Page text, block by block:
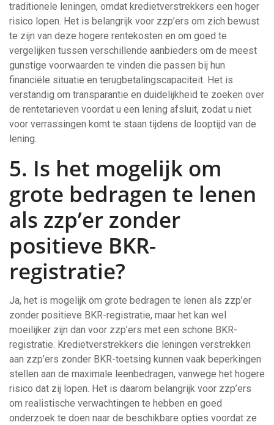
traditionele leningen, omdat kredietverstrekkers een hoger
risico lopen. Het is belangrijk voor zzp’ers om zich bewust
te zijn van deze hogere rentekosten en om goed te
vergelijken tussen verschillende aanbieders om de meest
gunstige voorwaarden te vinden die passen bij hun
financiële situatie en terugbetalingscapaciteit. Het is
verstandig om transparantie en duidelijkheid te zoeken over
de rentetarieven voordat u een lening afsluit, zodat u niet
voor verrassingen komt te staan tijdens de looptijd van de
lening.
5. Is het mogelijk om
grote bedragen te lenen
als zzp’er zonder
positieve BKR-
registratie?
Ja, het is mogelijk om grote bedragen te lenen als zzp’er
zonder positieve BKR-registratie, maar het kan wel
moeilijker zijn dan voor zzp’ers met een schone BKR-
registratie. Kredietverstrekkers die leningen verstrekken
aan zzp’ers zonder BKR-toetsing kunnen vaak beperkingen
stellen aan de maximale leenbedragen, vanwege het hogere
risico dat zij lopen. Het is daarom belangrijk voor zzp’ers
om realistische verwachtingen te hebben en goed
onderzoek te doen naar de beschikbare opties voordat ze